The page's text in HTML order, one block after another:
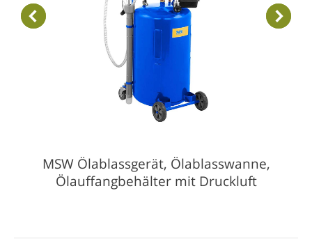
MSW Ölablassgerät, Ölablasswanne,
Ölauffangbehälter mit Druckluft